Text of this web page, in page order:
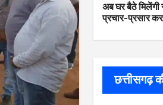
अब घर बैठे मिलेंगी
प्रचार-प्रसार
छत्तीसगढ़